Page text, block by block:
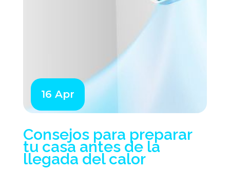
Consejos para preparar
tu casa antes de la
llegada del calor
16 Apr